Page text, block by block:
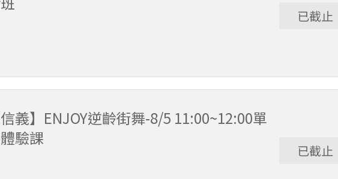
已截止
信義】ENJOY逆齡街舞-8/5 11:00~12:00單
驗課
已截止